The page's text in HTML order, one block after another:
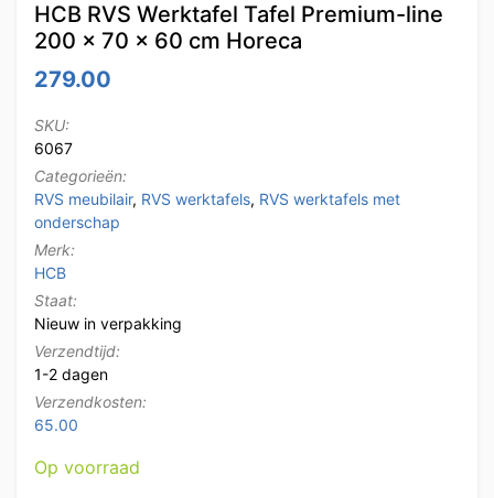
HCB RVS Werktafel Tafel Premium-line
200 x 70 x 60 cm Horeca
279.00
SKU:
6067
Categorieën:
RVS meubilair, RVS werktafels, RVS werktafels met
onderschap
Merk:
HCB
Staat:
Nieuw in verpakking
Verzendtijd:
1-2 dagen
Verzendkosten:
65.00
Op voorraad